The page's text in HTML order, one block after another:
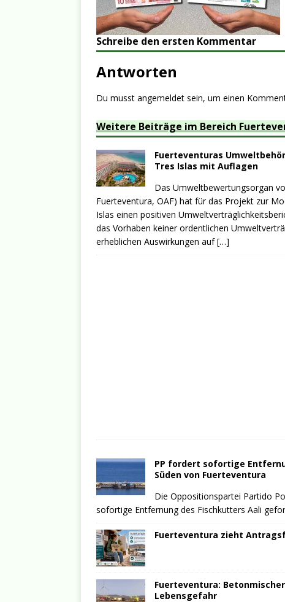
Schreibe den ersten Kommentar
Antworten
Du musst angemeldet sein, um einen
Weitere Beiträge im Bereich
Fuerteventuras
Tres Islas mit Auflagen
Das Umweltbewertungsorgan
Fuerteventura, OAF) hat für das Projekt zur
Islas einen positiven
das Vorhaben keiner ordentlichen
erheblichen Auswirkungen auf[…]
PP fordert sofortige
Süden von Fuerteventura
Die Oppositionspartei Partido
sofortige Entfernung des Fischkutters Aali
Fuerteventura zieht
Fuerteventura:
Lebensgefahr